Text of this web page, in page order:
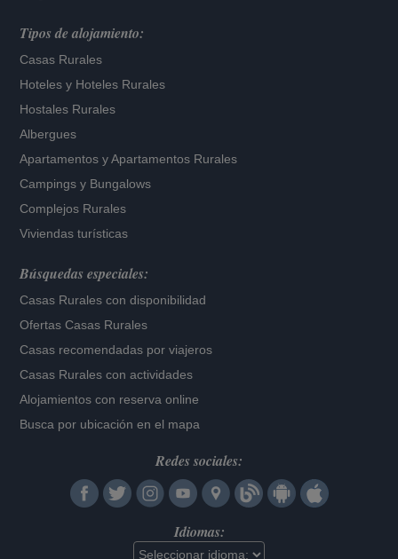
Tipos de alojamiento:
Casas Rurales
Hoteles y Hoteles Rurales
Hostales Rurales
Albergues
Apartamentos yApartamentos Rurales
Campings y Bungalows
Complejos Rurales
Viviendas turísticas
Búsquedas especiales:
Casas Rurales con disponibilidad
Ofertas Casas Rurales
Casas recomendadas por viajeros
Casas Rurales con actividades
Alojamientos con reserva online
Busca por ubicación en el mapa
Redes sociales:
Idiomas: